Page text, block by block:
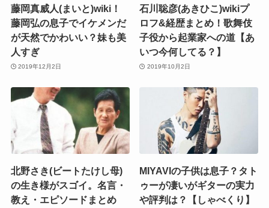
藤岡真威人(まいと)wiki！
藤岡弘の息子でイケメンだ
が天然でかわいい？妹も美
人すぎ
2019年12月2日
石川聡彦(あきひこ)wikiプ
ロフ&経歴まとめ！歌舞伎
子役から起業家への道【あ
いつ今何してる？】
2019年10月2日
北野さき(ビートたけし母)
の生き様がスゴイ。名言・
教え・エピソードまとめ
MIYAVIの子供は息子？タト
ゥーが凄いがギターの実力
や評判は？【しゃべくり】